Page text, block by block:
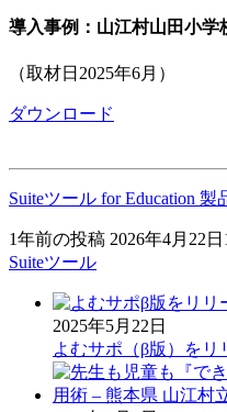
導入事例：山江村山田小学
（取材日2025年6月）
ダウンロード
Suiteツール for Education 製
1年前の投稿 2026年4月22日
Suiteツール
2025年5月22日
よむサポ（β版）をリ